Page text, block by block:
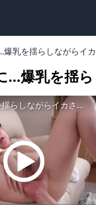
乳を揺らしながらイカ
…爆乳を揺